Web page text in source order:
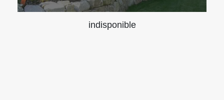
indisponible